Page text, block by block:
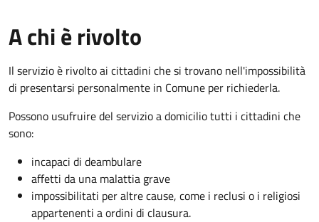
A chi è rivolto
Il servizio è rivolto ai cittadini che si trovano nell'impossibilità
di presentarsi personalmente in Comune per richiederla.
Possono usufruire del servizio a domicilio tutti i cittadini che
sono:
incapaci di deambulare
affetti da una malattia grave
impossibilitati per altre cause, come i reclusi o i religiosi
appartenenti a ordini di clausura.